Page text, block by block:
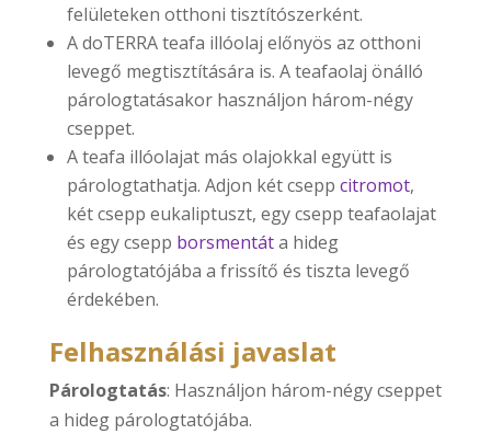
felületeken otthoni tisztítószerként.
A doTERRA teafa illóolaj előnyös az otthoni
levegő megtisztítására is. A teafaolaj önálló
párologtatásakor használjon három-négy
cseppet.
A teafa illóolajat más olajokkal együtt is
párologtathatja. Adjon két csepp citromot,
két csepp eukaliptuszt, egy csepp teafaolajat
és egy csepp borsmentáta hideg
párologtatójába a frissítő és tiszta levegő
érdekében.
Felhasználási javaslat
Párologtatás: Használjon három-négy cseppet
a hideg párologtatójába.